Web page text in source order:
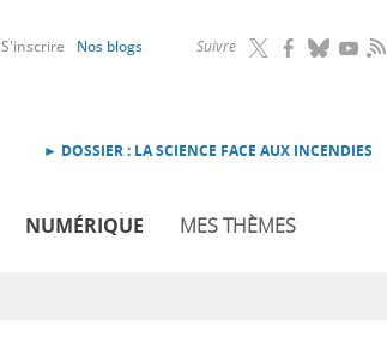
Suivre RSS
S'inscrire Nos blogs
► DOSSIER : LA SCIENCE FACE AUX INCENDIES
NUMÉRIQUE MES THÈMES